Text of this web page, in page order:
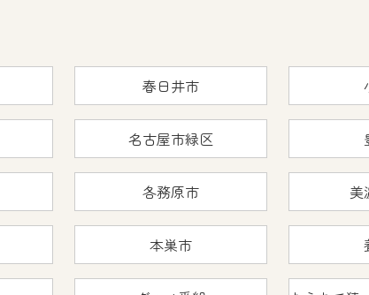
春日井市
名古屋市緑区
各務原市 美
本巣市